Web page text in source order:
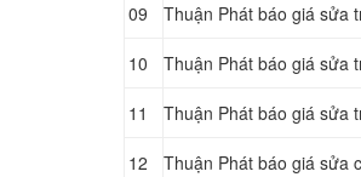
09 Thuận Phát báo giá sửa
10 Thuận Phát báo giá sửa
11 Thuận Phát báo giá sửa
12 Thuận Phát báo giá sửa